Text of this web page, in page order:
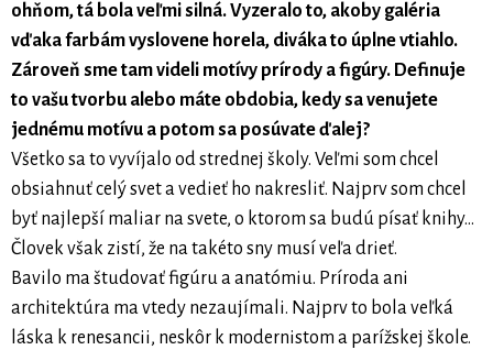
ohňom, tá bola veľmi silná. Vyzeralo to, akoby galéria
vďaka farbám vyslovene horela, diváka to úplne vtiahlo.
Zároveň sme tam videli motívy prírody a figúry. Definuje
to vašu tvorbu alebo máte obdobia, kedy sa venujete
jednému motívu a potom sa posúvate ďalej?
Všetko sa to vyvíjalo od strednej školy. Veľmi som chcel
obsiahnuť celý svet a vedieť ho nakresliť. Najprv som chcel
byť najlepší maliar na svete, o ktorom sa budú písať knihy...
Človek však zistí, že na takéto sny musí veľa drieť.
Bavilo ma študovať figúru a anatómiu. Príroda ani
architektúra ma vtedy nezaujímali. Najprv to bola veľká
láska k renesancii, neskôr k modernistom a parížskej škole.